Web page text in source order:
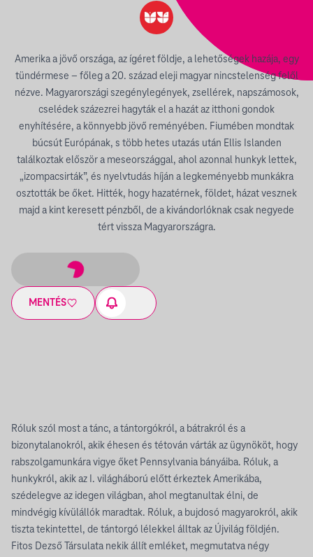
Amerika a jövő országa, az ígéret földje, a lehetőségek hazája, egy
tündérmese – főleg a 20. század eleji magyar nincstelenség felől
nézve. Magyarországi szegénylegények, zsellérek, napszámosok,
cselédek százezrei hagyták el a hazát az itthoni gondok
enyhítésére, a könnyebb jövő reményében. Fiumében mondtak
búcsút Európának, s több hetes utazás után Ellis Islanden
találkoztak először a meseországgal, ahol azonnal hunkyk lettek,
„izompacsirták”, és nyelvtudás híján a legkeményebb munkákra
osztották be őket. Hitték, hogy hazatérnek, földet, házat vesznek
majd a kint keresett pénzből, de a kivándorlóknak csak negyede
tért vissza Magyarországra.
MENTÉS
Róluk szól most a tánc, a tántorgókról, a bátrakról és a
bizonytalanokról, akik éhesen és tétován várták az ügynököt, hogy
rabszolgamunkára vigye őket Pennsylvania bányáiba. Róluk, a
hunkykról, akik az I. világháború előtt érkeztek Amerikába,
szédelegve az idegen világban, ahol megtanultak élni, de
mindvégig kívülállók maradtak. Róluk, a bujdosó magyarokról, akik
tiszta tekintettel, de tántorgó lélekkel álltak az Újvilág földjén.
Fitos Dezső Társulata nekik állít emléket, megmutatva négy